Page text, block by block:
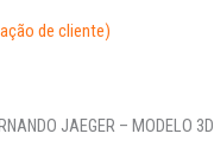
de cliente)
JAEGER – MODELO 3D